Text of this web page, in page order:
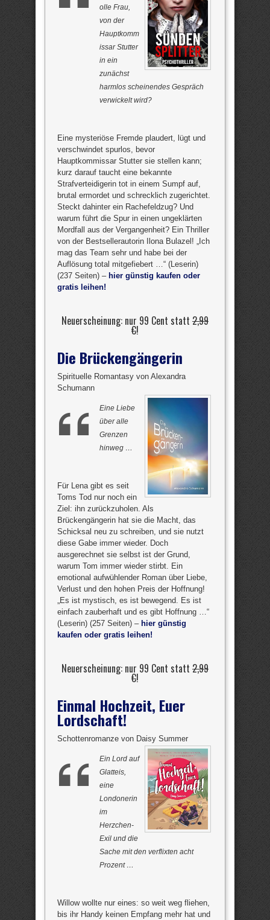
olle Frau,
von der
Hauptkomm
issar Stutter
in ein
zunächst
harmlos scheinendes Gespräch
verwickelt wird?
Eine mysteriöse Fremde plaudert, lügt und
verschwindet spurlos, bevor
Hauptkommissar Stutter sie stellen kann;
kurz darauf taucht eine bekannte
Strafverteidigerin tot in einem Sumpf auf,
brutal ermordet und schrecklich zugerichtet.
Steckt dahinter ein Rachefeldzug? Und
warum führt die Spur in einen ungeklärten
Mordfall aus der Vergangenheit? Ein Thriller
von der Bestsellerautorin Ilona Bulazel! „Ich
mag das Team sehr und habe bei der
Auflösung total mitgefiebert …“ (Leserin)
(237 Seiten) – hier günstig kaufen oder
gratis leihen!
Neuerscheinung: nur 99 Cent statt 2,99
€!
Die Brückengängerin
Spirituelle Romantasy von Alexandra
Schumann
Eine Liebe
über alle
Grenzen
hinweg …
Für Lena gibt es seit
Toms Tod nur noch ein
Ziel: ihn zurückzuholen. Als
Brückengängerin hat sie die Macht, das
Schicksal neu zu schreiben, und sie nutzt
diese Gabe immer wieder. Doch
ausgerechnet sie selbst ist der Grund,
warum Tom immer wieder stirbt. Ein
emotional aufwühlender Roman über Liebe,
Verlust und den hohen Preis der Hoffnung!
„Es ist mystisch, es ist bewegend. Es ist
einfach zauberhaft und es gibt Hoffnung …“
(Leserin) (257 Seiten) – hier günstig
kaufen oder gratis leihen!
Neuerscheinung: nur 99 Cent statt 2,99
€!
Einmal Hochzeit, Euer
Lordschaft!
Schottenromanze von Daisy Summer
Ein Lord auf
Glatteis,
eine
Londonerin
im
Herzchen-
Exil und die
Sache mit den verflixten acht
Prozent …
Willow wollte nur eines: so weit weg fliehen,
bis ihr Handy keinen Empfang mehr hat und